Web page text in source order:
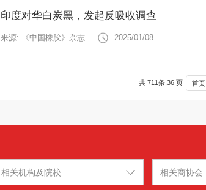
印度对华白炭黑，发起反吸收调查
来源: 《中国橡胶》杂志 2025/01/08
共 711条,36 页 首页
相关机构及院校 相关商协会